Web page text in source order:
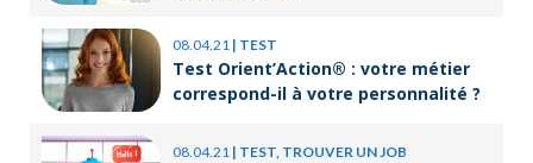
08.04.21 | TEST
Test Orient’Action® : votre métier
correspond-il à votre personnalité ?
08.04.21 | TEST, TROUVER UN JOB